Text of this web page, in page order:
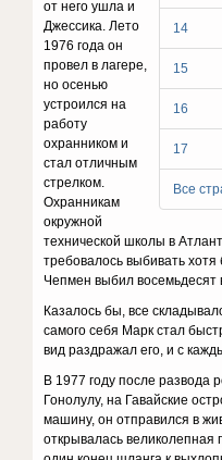
14
15
16
17
Все
от него ушла и
Джессика. Лето
1976 года он
провел в лагере,
но осенью
устроился на
работу
охранником и
стал отличным
стрелком.
Охранникам
окружной
технической школы в
требовалось выбивать
Чепмен выбил восемьдесят
Казалось бы, все
самого себя Марк стал
вид раздражал его, и с
В 1977 году после развода
Гонолулу, на Гавайские
машину, он отправился в
открывалась великолепная